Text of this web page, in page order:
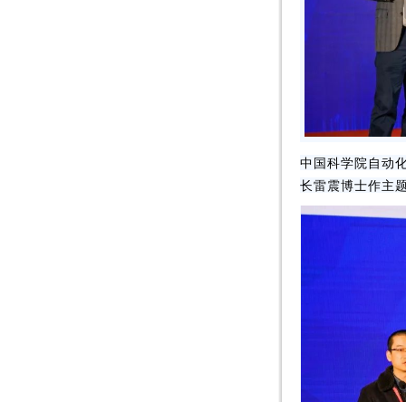
中国科学院自动
长雷震博士作主